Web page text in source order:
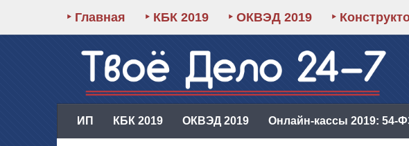
‣ Главная ‣ КБК 2019 ‣ ОКВЭД 2019 ‣
ИП КБК 2019 ОКВЭД 2019 Онлайн-кассы 2019: 54-